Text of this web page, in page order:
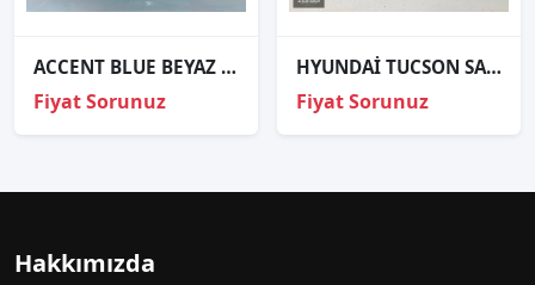
ACCENT BLUE BEYAZ KAŞ SOL FAR ORJİNAL
Fiyat Sorunuz
HYUNDAİ TUCSON SAĞ FAR
Fiyat Sorunuz
Hakkımızda